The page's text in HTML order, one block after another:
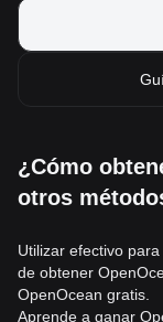
¿Cómo
otros
Utilizar efectivo
de obtener
OpenOcean gratis.
Aprende a ganar